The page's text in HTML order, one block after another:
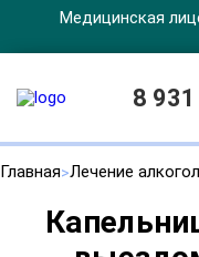
Медицинская
8
Главная Лечение